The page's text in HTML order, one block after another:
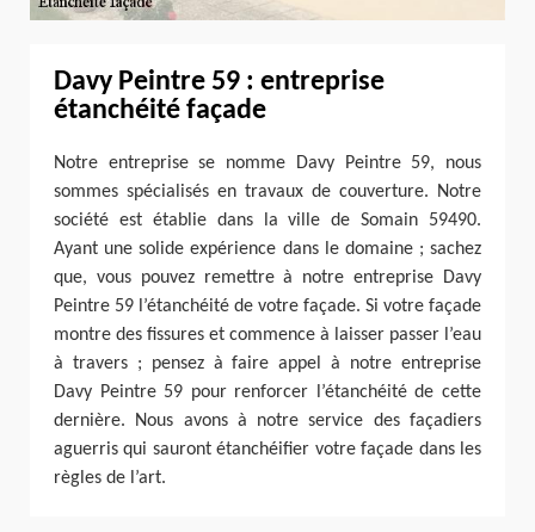
Davy Peintre 59 : entreprise
étanchéité façade
Notre entreprise se nomme Davy Peintre 59, nous
sommes spécialisés en travaux de couverture. Notre
société est établie dans la ville de Somain 59490.
Ayant une solide expérience dans le domaine ; sachez
que, vous pouvez remettre à notre entreprise Davy
Peintre 59 l’étanchéité de votre façade. Si votre façade
montre des fissures et commence à laisser passer l’eau
à travers ; pensez à faire appel à notre entreprise
Davy Peintre 59 pour renforcer l’étanchéité de cette
dernière. Nous avons à notre service des façadiers
aguerris qui sauront étanchéifier votre façade dans les
règles de l’art.